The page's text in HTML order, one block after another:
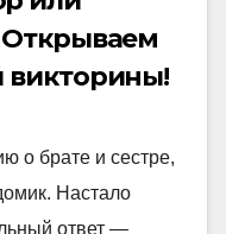
Открываем
викторины!
о брате и сестре,
Настало
ответ —